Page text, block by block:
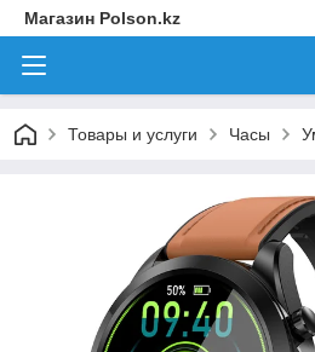
Магазин Polson.kz
Товары и услуги Часы